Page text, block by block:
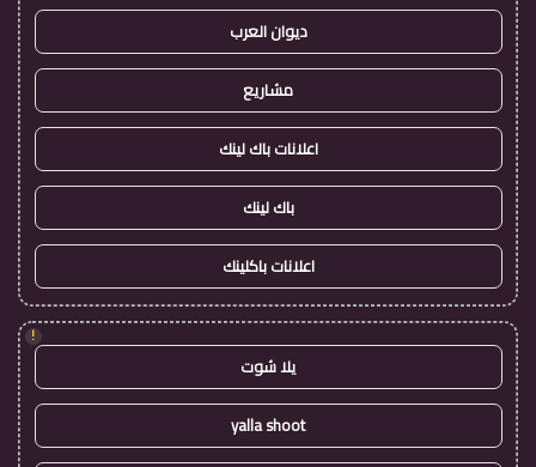
ديوان العرب
مشاريع
اعلانات باك لينك
باك لينك
اعلانات باكلينك
!
يلا شوت
yalla shoot